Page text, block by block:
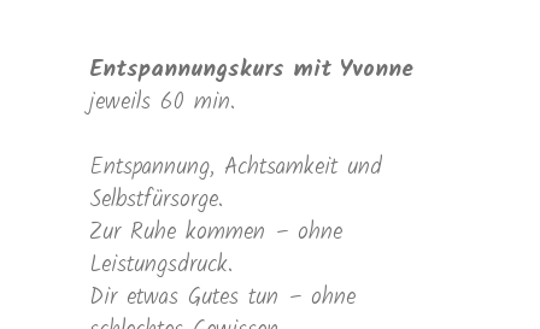
Entspannungskurs mit Yvonne
jeweils 60 min.
Entspannung, Achtsamkeit und
Selbstfürsorge.
Zur Ruhe kommen – ohne
Leistungsdruck.
Dir etwas Gutes tun – ohne